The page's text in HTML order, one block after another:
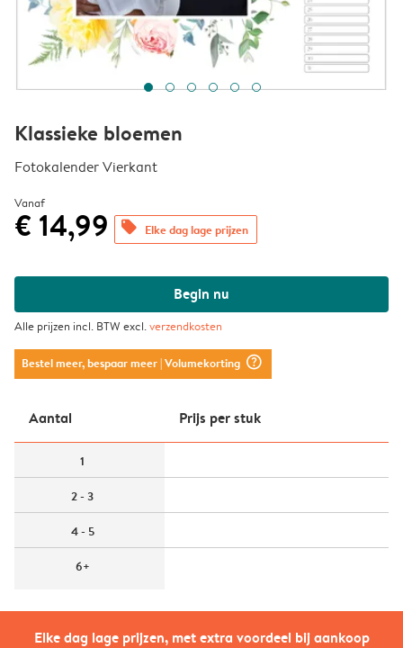
Elke dag lage prijzen, met extra voordeel bij aankoop
Klassieke bloemen
Fotokalender Vierkant
Vanaf
€ 14,99 offers Elke dag lage prijzen
Begin nu
Alle prijzen incl. BTW excl.verzendkosten
Bestel meer, bespaar meer| Volumekorting question_mark_circle
Aantal Prijs per stuk
1
2 - 3
4 - 5
6+